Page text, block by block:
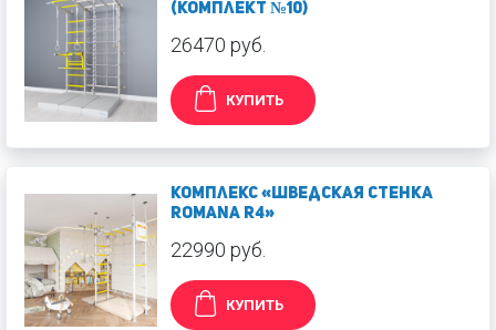
(Комплект №10)
26470 руб.
КУПИТЬ
Комплекс «Шведская стенка
ROMANA R4»
22990 руб.
КУПИТЬ